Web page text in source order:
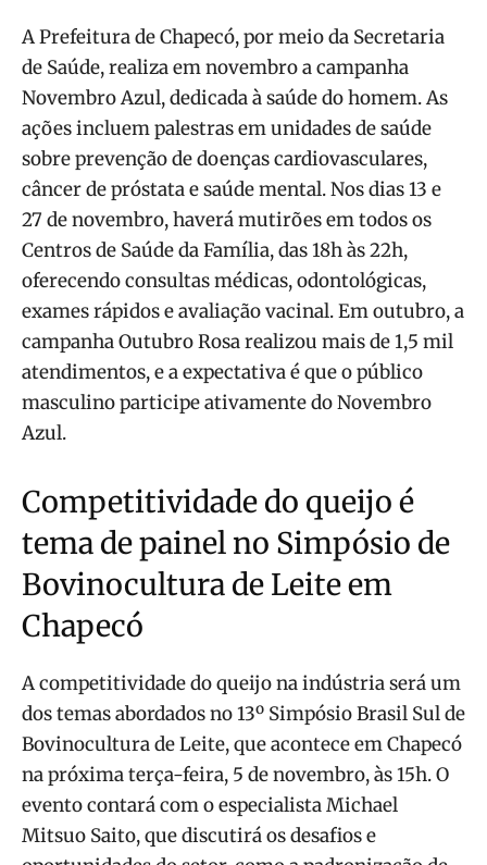
A Prefeitura de Chapecó, por meio da Secretaria
de Saúde, realiza em novembro a campanha
Novembro Azul, dedicada à saúde do homem. As
ações incluem palestras em unidades de saúde
sobre prevenção de doenças cardiovasculares,
câncer de próstata e saúde mental. Nos dias 13 e
27 de novembro, haverá mutirões em todos os
Centros de Saúde da Família, das 18h às 22h,
oferecendo consultas médicas, odontológicas,
exames rápidos e avaliação vacinal. Em outubro, a
campanha Outubro Rosa realizou mais de 1,5 mil
atendimentos, e a expectativa é que o público
masculino participe ativamente do Novembro
Azul.
Competitividade do queijo é
tema de painel no Simpósio de
Bovinocultura de Leite em
Chapecó
A competitividade do queijo na indústria será um
dos temas abordados no 13º Simpósio Brasil Sul de
Bovinocultura de Leite, que acontece em Chapecó
na próxima terça-feira, 5 de novembro, às 15h. O
evento contará com o especialista Michael
Mitsuo Saito, que discutirá os desafios e